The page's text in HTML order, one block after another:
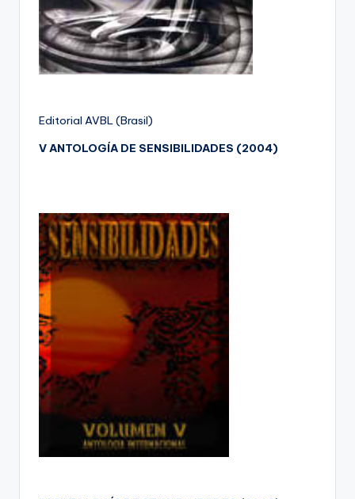
Editorial AVBL (Brasil)
V ANTOLOGÍA DE SENSIBILIDADES (2004)